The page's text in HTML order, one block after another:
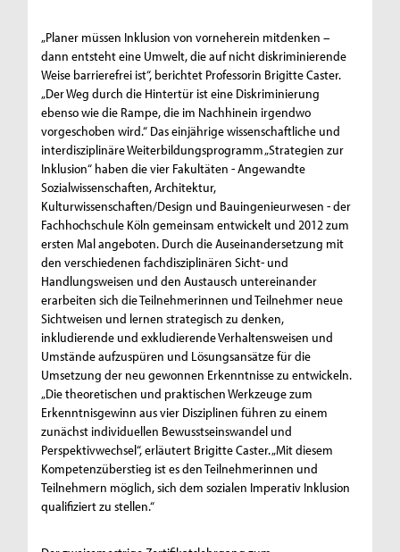
„Planer müssen Inklusion von vorneherein mitdenken –
dann entsteht eine Umwelt, die auf nicht diskriminierende
Weise barrierefrei ist“, berichtet Professorin Brigitte Caster.
„Der Weg durch die Hintertür ist eine Diskriminierung
ebenso wie die Rampe, die im Nachhinein irgendwo
vorgeschoben wird.“ Das einjährige wissenschaftliche und
interdisziplinäre Weiterbildungsprogramm „Strategien zur
Inklusion“ haben die vier Fakultäten - Angewandte
Sozialwissenschaften, Architektur,
Kulturwissenschaften/Design und Bauingenieurwesen - der
Fachhochschule Köln gemeinsam entwickelt und 2012 zum
ersten Mal angeboten. Durch die Auseinandersetzung mit
den verschiedenen fachdisziplinären Sicht- und
Handlungsweisen und den Austausch untereinander
erarbeiten sich die Teilnehmerinnen und Teilnehmer neue
Sichtweisen und lernen strategisch zu denken,
inkludierende und exkludierende Verhaltensweisen und
Umstände aufzuspüren und Lösungsansätze für die
Umsetzung der neu gewonnen Erkenntnisse zu entwickeln.
„Die theoretischen und praktischen Werkzeuge zum
Erkenntnisgewinn aus vier Disziplinen führen zu einem
zunächst individuellen Bewusstseinswandel und
Perspektivwechsel“, erläutert Brigitte Caster. „Mit diesem
Kompetenzüberstieg ist es den Teilnehmerinnen und
Teilnehmern möglich, sich dem sozialen Imperativ Inklusion
qualifiziert zu stellen.“